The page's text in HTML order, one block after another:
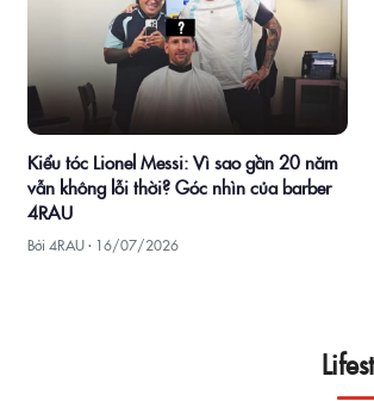
Kiểu tóc Lionel Messi: Vì sao gần 20 năm
vẫn không lỗi thời? Góc nhìn của barber
4RAU
Bởi 4RAU · 16/07/2026